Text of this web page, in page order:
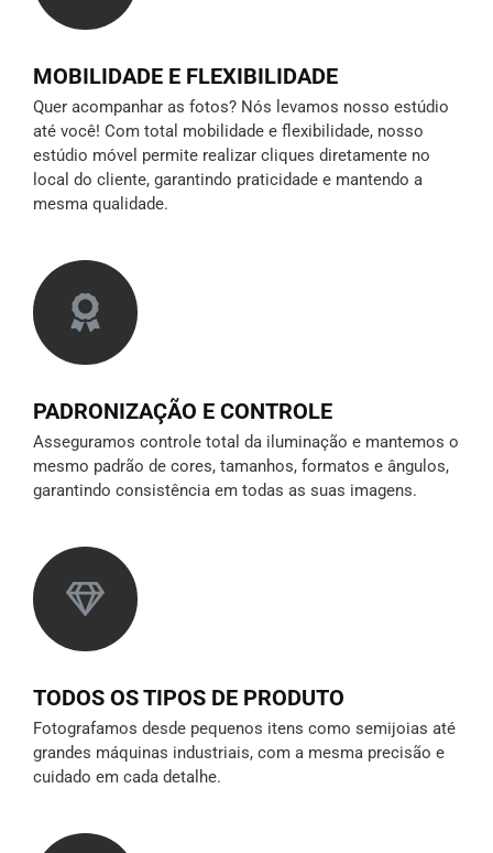
MOBILIDADE E FLEXIBILIDADE
Quer acompanhar as fotos? Nós levamos nosso estúdio
até você! Com total mobilidade e flexibilidade, nosso
estúdio móvel permite realizar cliques diretamente no
local do cliente, garantindo praticidade e mantendo a
mesma qualidade.
PADRONIZAÇÃO E CONTROLE
Asseguramos controle total da iluminação e mantemos o
mesmo padrão de cores, tamanhos, formatos e ângulos,
garantindo consistência em todas as suas imagens.
TODOS OS TIPOS DE PRODUTO
Fotografamos desde pequenos itens como semijoias até
grandes máquinas industriais, com a mesma precisão e
cuidado em cada detalhe.